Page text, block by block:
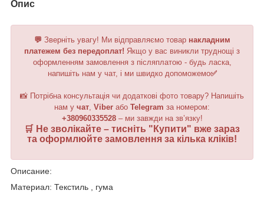
Опис
💬 Зверніть увагу! Ми відправляємо товар накладним
платежем без передоплат! Якщо у вас виникли труднощі з
оформленням замовлення з післяплатою - будь ласка,
напишіть нам у чат, і ми швидко допоможемо✅
📸 Потрібна консультація чи додаткові фото товару? Напишіть
нам у чат Viber або Telegram за номером:
+380960335528– ми завжди на зв’язку!
🛒 Не зволікайте – тисніть " Купити" вже зараз
та оформлюйте замовлення за кілька кліків!
Описание:
Материал: Текстиль , гума